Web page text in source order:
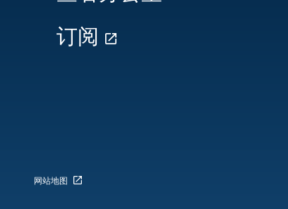
订阅
网站地图